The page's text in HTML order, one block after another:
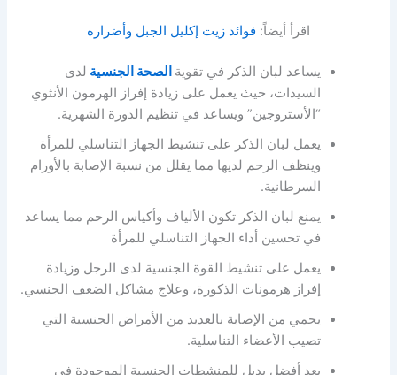
اقرأ أيضاً: فوائد زيت إكليل الجبل وأضراره
يساعد لبان الذكر في تقوية الصحة الجنسية لدى
السيدات، حيث يعمل على زيادة إفراز الهرمون الأنثوي
“الأستروجين” ويساعد في تنظيم الدورة الشهرية.
يعمل لبان الذكر على تنشيط الجهاز التناسلي للمرأة
وينظف الرحم لديها مما يقلل من نسبة الإصابة بالأورام
السرطانية.
يمنع لبان الذكر تكون الألياف وأكياس الرحم مما يساعد
في تحسين أداء الجهاز التناسلي للمرأة
يعمل على تنشيط القوة الجنسية لدى الرجل وزيادة
إفراز هرمونات الذكورة، وعلاج مشاكل الضعف الجنسي.
يحمي من الإصابة بالعديد من الأمراض الجنسية التي
تصيب الأعضاء التناسلية.
يعد أفضل بديل للمنشطات الجنسية الموجودة في